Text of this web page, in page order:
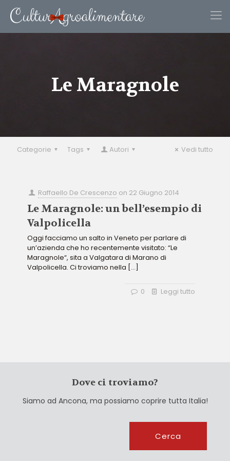
Le Maragnole
Categorie Tags Autori Vedi tutto
Raffaello De Crescenzo on 22 Giugno 2014
Le Maragnole: un bell’esempio di
Valpolicella
Oggi facciamo un salto in Veneto per parlare di
un’azienda che ho recentemente visitato: “Le
Maragnole“, sita a Valgatara di Marano di
Valpolicella. Ci troviamo nella […]
0 Leggi tutto
Dove ci troviamo?
Siamo ad Ancona, ma possiamo coprire tutta Italia!
Cerca